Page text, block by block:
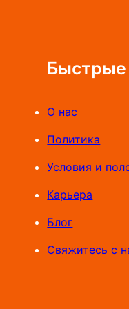
п
а
к
и
о
Быстрые
О нас
Политика
Условия и
Карьера
Блог
Свяжитесь с